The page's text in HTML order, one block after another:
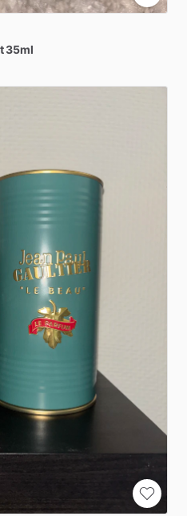
35ml